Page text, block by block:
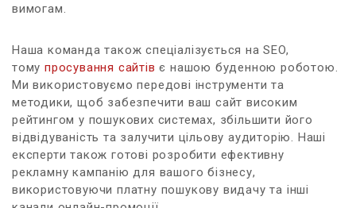
вимогам.
Наша команда також спеціалізується на SEO,
тому просування сайтів є нашою буденною роботою.
Ми використовуємо передові інструменти та
методики, щоб забезпечити ваш сайт високим
рейтингом у пошукових системах, збільшити його
відвідуваність та залучити цільову аудиторію. Наші
експерти також готові розробити ефективну
рекламну кампанію для вашого бізнесу,
використовуючи платну пошукову видачу та інші